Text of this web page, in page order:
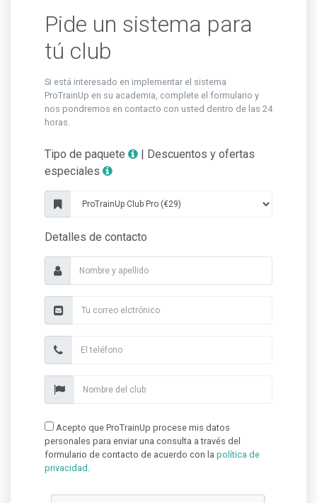
Pide un sistema para
tú club
Si está interesado en implementar el sistema
ProTrainUp en su academia, complete el formulario y
nos pondremos en contacto con usted dentro de las 24
horas.
Tipo de paquete
| Descuentos y ofertas
especiales
Detalles de contacto
Acepto que ProTrainUp procese mis datos
personales para enviar una consulta a través del
formulario de contacto de acuerdo con la política de
privacidad .